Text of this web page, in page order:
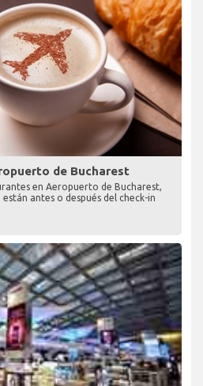
de Bucharest
en Aeropuerto de Bucharest,
antes o después del check-in